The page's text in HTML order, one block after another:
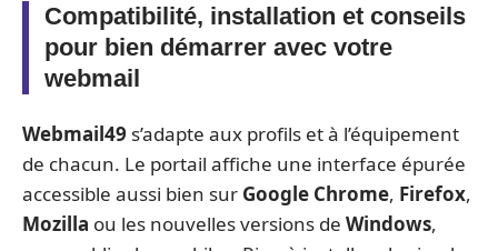
Compatibilité, installation et conseils
pour bien démarrer avec votre
webmail
Webmail49 s’adapte aux profils et à l’équipement
de chacun. Le portail affiche une interface épurée
accessible aussi bien sur Google Chrome, Firefox,
Mozilla ou les nouvelles versions de Windows,